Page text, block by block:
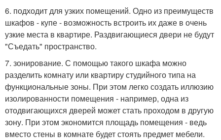
6. подходит для узких помещений. Одно из преимуществ
шкафов - купе - возможность встроить их даже в очень
узкие места в квартире. Раздвигающиеся двери не будут
"Съедать" пространство.
7. зонирование. С помощью такого шкафа можно
разделить комнату или квартиру студийного типа на
функциональные зоны. При этом легко создать иллюзию
изолированности помещения - например, одна из
отодвигающихся дверей может стать проходом в другую
зону. При этом экономится площадь помещения - ведь
вместо стены в комнате будет стоять предмет мебели.